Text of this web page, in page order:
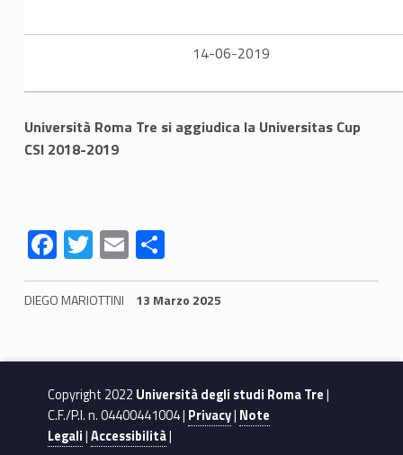
14-06-2019
Università Roma Tre si aggiudica la Universitas Cup
CSI 2018-2019
F
ac
e
o
o
k
T
w
itt
E
m
ai
S
h
ar
DIEGO MARIOTTINI 13 Marzo 2025
Copyright 2022 Università degli studi Roma Tre|
C.F./P.I. n. 04400441004 | Privacy| Note
Legali|Accessibilità|